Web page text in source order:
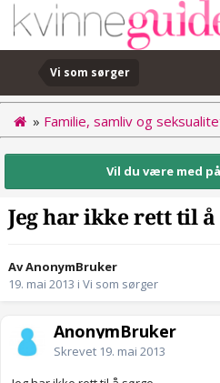
Vi som sørger
» Familie, samliv og
Vil du være med
Jeg har ikke rett til å
Av AnonymBruker
19. mai 2013 i Vi som sørger
AnonymBruker
Skrevet 19. mai 2013